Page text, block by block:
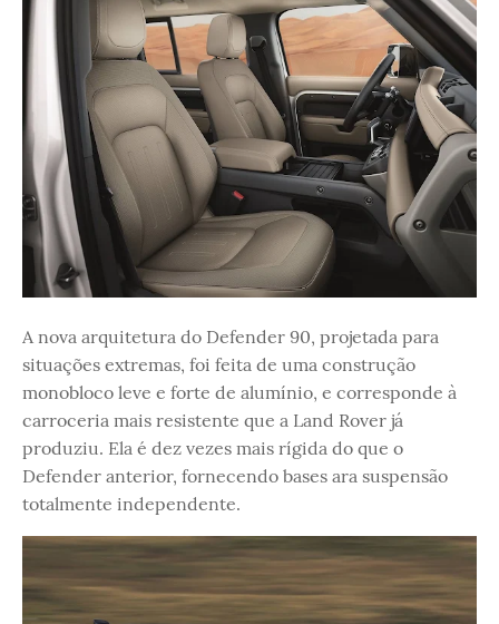
A nova arquitetura do Defender 90, projetada para
situações extremas, foi feita de uma construção
monobloco leve e forte de alumínio, e corresponde à
carroceria mais resistente que a Land Rover já
produziu. Ela é dez vezes mais rígida do que o
Defender anterior, fornecendo bases ara suspensão
totalmente independente.